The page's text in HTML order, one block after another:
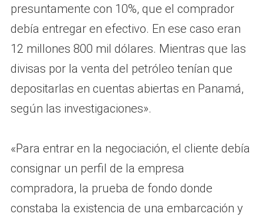
presuntamente con 10%, que el comprador
debía entregar en efectivo. En ese caso eran
12 millones 800 mil dólares. Mientras que las
divisas por la venta del petróleo tenían que
depositarlas en cuentas abiertas en Panamá,
según las investigaciones».
«Para entrar en la negociación, el cliente debía
consignar un perfil de la empresa
compradora, la prueba de fondo donde
constaba la existencia de una embarcación y